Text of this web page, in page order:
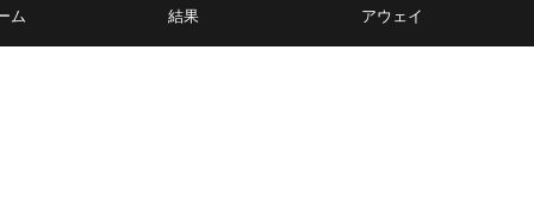
ム 結果 アウェイ